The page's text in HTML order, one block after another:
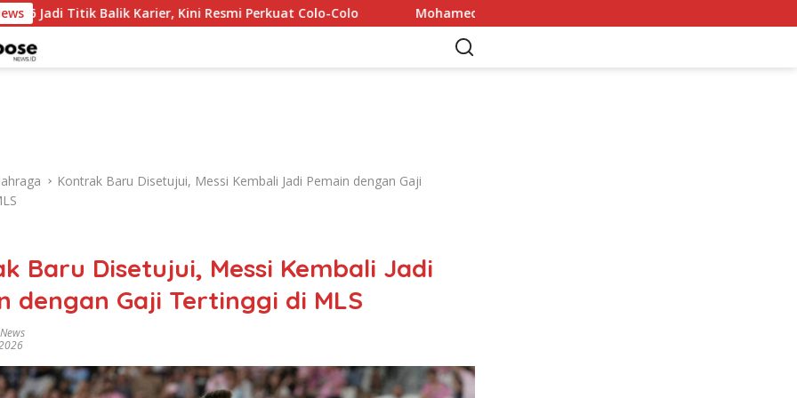
Karier, Kini Resmi Perkuat Colo-Colo Mohamed Salah Tiba di Trabzon 5 Agustus: 6 Rekor yang Dibawanya dari
Kontrak Baru Disetujui, Messi Kembali Jadi Pemain dengan Gaji
Baru Disetujui, Messi Kembali Jadi
dengan Gaji Tertinggi di MLS